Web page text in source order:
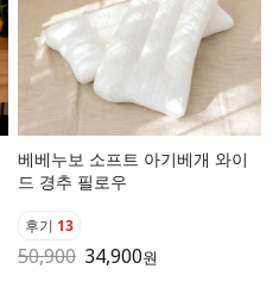
베베누보 소프트 아기베개 와이
드 경추 필로우
후기 13
50,900 34,900원